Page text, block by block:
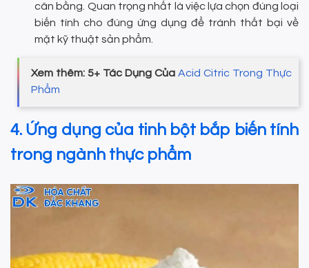
cân bằng. Quan trọng nhất là việc lựa chọn đúng loại
biến tính cho đúng ứng dụng để tránh thất bại về
mặt kỹ thuật sản phẩm.
Xem thêm: 5+ Tác Dụng Của Acid Citric Trong Thực
Phẩm
4. Ứng dụng của tinh bột bắp biến tính
trong ngành thực phẩm